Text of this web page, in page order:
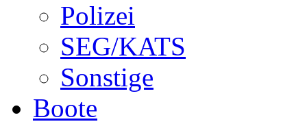
Polizei
SEG/KATS
Sonstige
Boote